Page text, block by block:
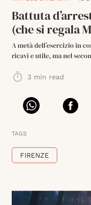
Battuta
(che si regala
A metà dell’esercizio in
ricavi e utile, ma nel
3 min read
TAGS
FIRENZE